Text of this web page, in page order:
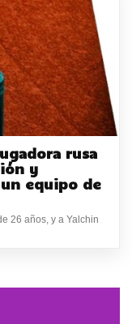
rusa
y
equipo de
26 años, y a Yalchin